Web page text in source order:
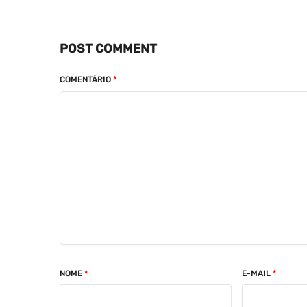
POST COMMENT
COMENTÁRIO *
NOME * E-MAIL*